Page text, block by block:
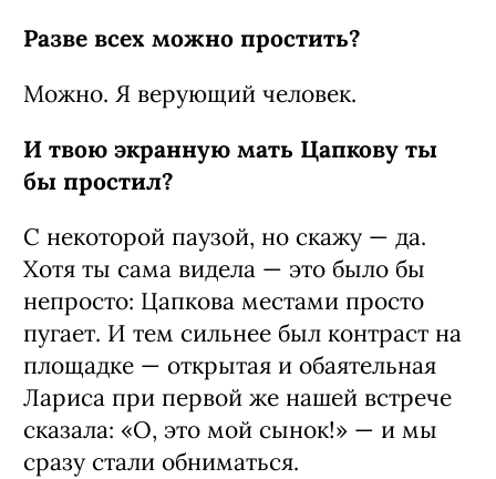
Разве всех можно простить?
Можно. Я верующий человек.
И твою экранную мать Цапкову ты
бы простил?
С некоторой паузой, но скажу — да.
Хотя ты сама видела — это было бы
непросто: Цапкова местами просто
пугает. И тем сильнее был контраст на
площадке — открытая и обаятельная
Лариса при первой же нашей встрече
сказала: «О, это мой сынок!» — и мы
сразу стали обниматься.